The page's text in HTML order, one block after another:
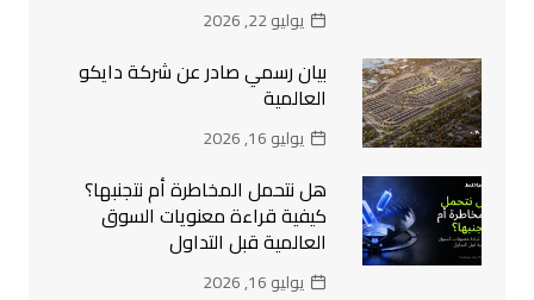
يوليو 22, 2026
بيان رسمي صادر عن شركة دايكو
العالمية
يوليو 16, 2026
هل نتحمل المخاطرة أم نتجنبها؟
كيفية قراءة معنويات السوق
العالمية قبل التداول
يوليو 16, 2026